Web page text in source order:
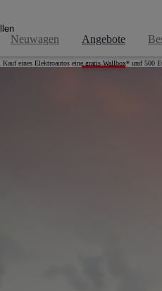
Neuwagen Angebote
eines Elektroautos eine gratis Wallbox* und